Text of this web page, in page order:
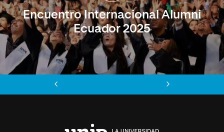
Encuentro Internacional Alumni
Ecuador 2025